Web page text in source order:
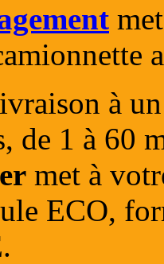
à
de 1 à 60
met à
ECO,